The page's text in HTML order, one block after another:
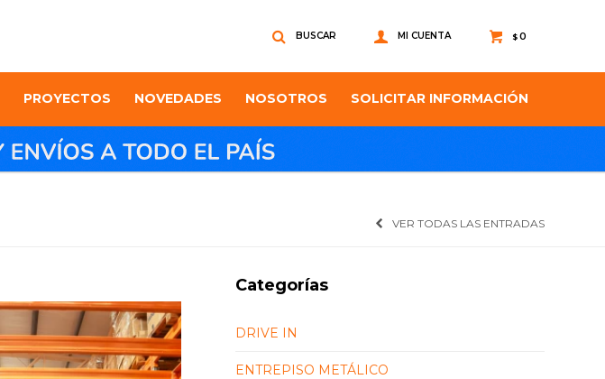
PROYECTOS NOVEDADES NOSOTROS SOLICITAR INFORMACIÓN
$0
VER TODAS LAS ENTRADAS
Categorías
DRIVE IN
ENTREPISO METÁLICO